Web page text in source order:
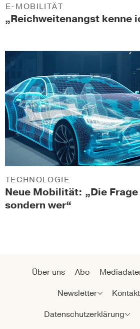
„Reichweitenangst kenne
E-MOBILITÄT
Neue Mobilität: „Die
sondern wer“
TECHNOLOGIE
Über uns Abo
Newsletter
Kontakt
Datenschutzerklärung